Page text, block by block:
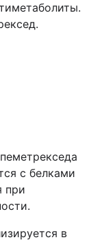
с белками
при
в